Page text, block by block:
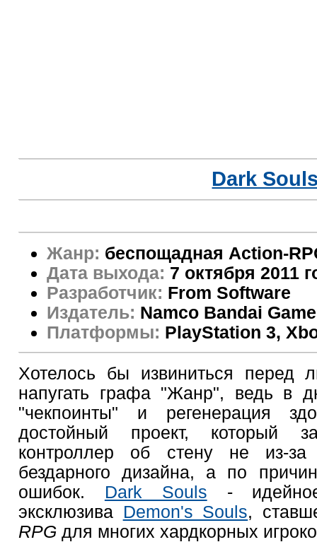
Dark
Жанр: беспощадная Action-
Дата выхода: 7 октября 2011
Разработчик: From Software
Издатель: Namco Bandai
Платформы: PlayStation 3,
Хотелось бы извиниться перед
напугать графа "Жанр", ведь в
"чекпоинты" и регенерация
достойный проект, который
контроллер об стену не из-за
бездарного дизайна, а по
ошибок. Dark Souls -
эксклюзива Demon's Souls,
RPG для многих хардкорных